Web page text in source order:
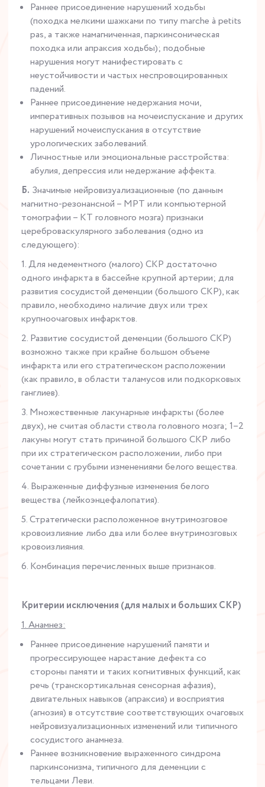
Раннее присоединение нарушений ходьбы
(походка мелкими шажками по типу marche à petits
pas, а также намагниченная, паркинсоническая
походка или апраксия ходьбы); подобные
нарушения могут манифестировать с
неустойчивости и частых неспровоцированных
падений.
Раннее присоединение недержания мочи,
императивных позывов на мочеиспускание и других
нарушений мочеиспускания в отсутствие
урологических заболеваний.
Личностные или эмоциональные расстройства:
абулия, депрессия или недержание аффекта.
Б. Значимые нейровизуализационные (по данным
магнитно-резонансной – МРТ или компьютерной
томографии – КТ головного мозга) признаки
цереброваскулярного заболевания (одно из
следующего):
1. Для недементного (малого) СКР достаточно
одного инфаркта в бассейне крупной артерии; для
развития сосудистой деменции (большого СКР), как
правило, необходимо наличие двух или трех
крупноочаговых инфарктов.
2. Развитие сосудистой деменции (большого СКР)
возможно также при крайне большом объеме
инфаркта или его стратегическом расположении
(как правило, в области таламусов или подкорковых
ганглиев).
3. Множественные лакунарные инфаркты (более
двух), не считая области ствола головного мозга; 1–2
лакуны могут стать причиной большого СКР либо
при их стратегическом расположении, либо при
сочетании с грубыми изменениями белого вещества.
4. Выраженные диффузные изменения белого
вещества (лейкоэнцефалопатия).
5. Стратегически расположенное внутримозговое
кровоизлияние либо два или более внутримозговых
кровоизлияния.
6. Комбинация перечисленных выше признаков.
Критерии исключения (для малых и больших СКР)
1. Анамнез:
Раннее присоединение нарушений памяти и
прогрессирующее нарастание дефекта со
стороны памяти и таких когнитивных функций, как
речь (транскортикальная сенсорная афазия),
двигательных навыков (апраксия) и восприятия
(агнозия) в отсутствие соответствующих очаговых
нейровизуализационных изменений или типичного
сосудистого анамнеза.
Раннее возникновение выраженного синдрома
паркинсонизма, типичного для деменции с
тельцами Леви.